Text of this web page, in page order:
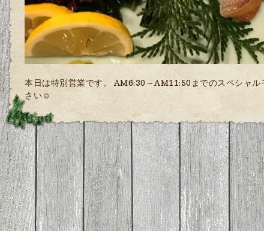
本日は特別営業です。 AM6:30～AM11:50までのスペシャ
さい☺️